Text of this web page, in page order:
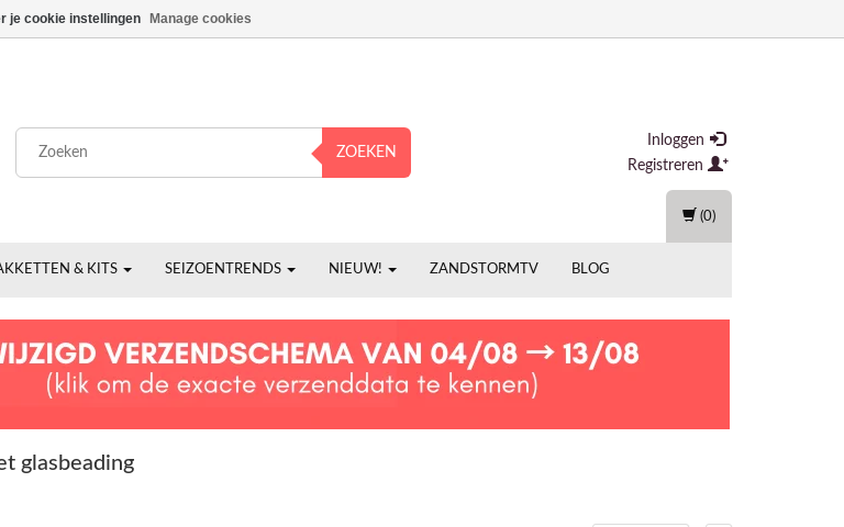
ZOEKEN
Inloggen
Registreren
& KITS SEIZOENTRENDS NIEUW! ZANDSTORMTV BLOG
(0)
glasbeading
je cookie instellingen Manage cookies